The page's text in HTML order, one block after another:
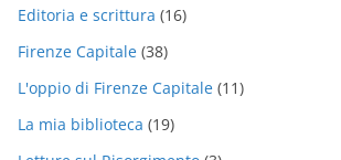
Editoria e scrittura (16)
Firenze Capitale (38)
L'oppio di Firenze Capitale (11)
La mia biblioteca (19)